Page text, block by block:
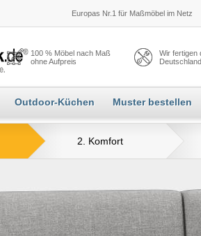
Europas Nr.1 für Maßmöbel im Netz
100 % Möbel nach Maß
ohne Aufpreis
Wir fertigen
Outdoor-Küchen Muster bestellen
2. Komfort